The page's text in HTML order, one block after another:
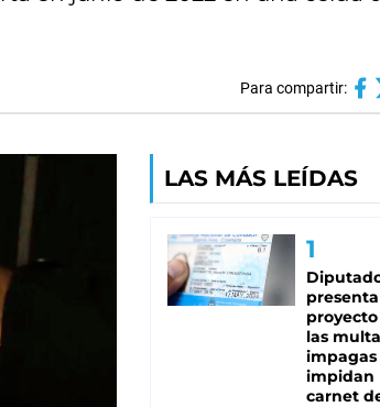
Para compartir:
LAS MÁS LEÍDAS
las
impagas
impidan
carnet